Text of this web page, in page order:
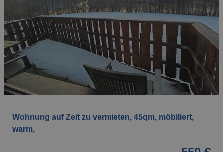
1 / 10
Wohnung auf Zeit zu vermieten, 45qm, möbiliert,
warm,